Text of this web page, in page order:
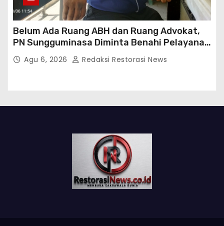
Belum Ada Ruang ABH dan Ruang Advokat,
PN Sungguminasa Diminta Benahi Pelayanan
PublikAgu 6, 2026 Redaksi Restorasi News